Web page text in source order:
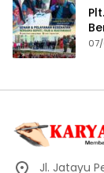
Jl. Jatayu